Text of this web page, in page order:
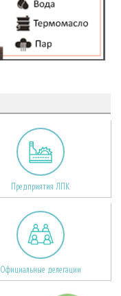
Предприятия ЛПК
Официальные делегации